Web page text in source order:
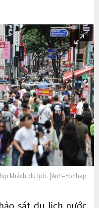
khách du lịch. [Ảnh=Yonhap
sát du lịch nước